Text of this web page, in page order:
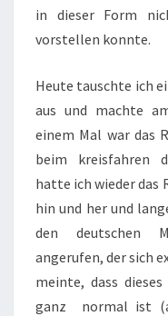
in dieser Form
vorstellen konnte.
Heute tauschte ich
aus und machte
einem Mal war das
beim kreisfahren
hatte ich wieder das
hin und her und
den deutschen
angerufen, der sich
meinte, dass
ganz normal ist